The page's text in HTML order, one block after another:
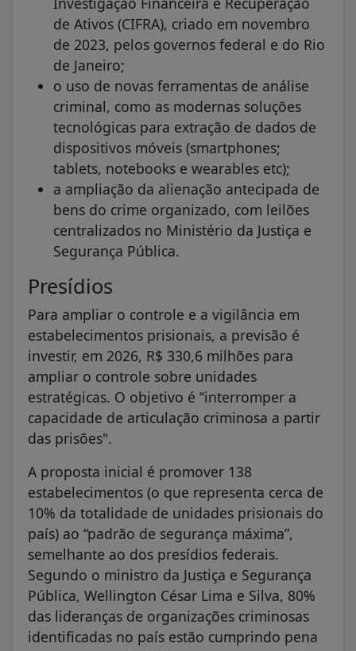
de Ativos (CIFRA), criado em novembro
de 2023, pelos governos federal e do Rio
de Janeiro;
o uso de novas ferramentas de análise
criminal, como as modernas soluções
tecnológicas para extração de dados de
dispositivos móveis (smartphones;
tablets, notebooks e wearables etc);
a ampliação da alienação antecipada de
bens do crime organizado, com leilões
centralizados no Ministério da Justiça e
Segurança Pública.
Presídios
Para ampliar o controle e a vigilância em
estabelecimentos prisionais, a previsão é
investir, em 2026, R$ 330,6 milhões para
ampliar o controle sobre unidades
estratégicas. O objetivo é “interromper a
capacidade de articulação criminosa a partir
das prisões".
A proposta inicial é promover 138
estabelecimentos (o que representa cerca de
10% da totalidade de unidades prisionais do
país) ao “padrão de segurança máxima”,
semelhante ao dos presídios federais.
Segundo o ministro da Justiça e Segurança
Pública, Wellington César Lima e Silva, 80%
das lideranças de organizações criminosas
identificadas no país estão cumprindo pena